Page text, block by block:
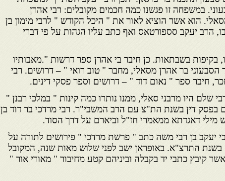
במשפחה זו פגשנו כמה חכמים מקובלים: רבי אהרן
הוא אשר הוציא לאור את " היכל הקודש " לרבי מימון בן
הרב יעקב סספורטאס ואף כתב עליו הגהות על פי דברי
בקיפות בשבתאות. כן חיבר בי אהרן ספר דרשות ".מאבותיו
הסבעוני בר אהרן מסאלי, מחבר " טוב רואי " – דרושים. רבי
חיבר ספר " נאום דוד " – דרושים וספר פסקי דינים.
רבי שלם היו מרבני סאלי, ממנו נותרו כמה קינות " במלכי רבנן "
בפסק דין בשנת הת"צ עם הרב המשבי"ר. רבי מרדכי בר דוד בן
מילי דאגדתא ממאמרי חז"ל וביארם על דרך הסוד.
יעקב בן רבי משה כתב " פרשת מרדכי " פירושים לתורה על
בשנת התרצ"א. באופראן ישב לפני שלוש מאות שנה, המקובל
קיבץ כתבי יד בקבלה וביניהם קטע מחיבור " מאורי אור "